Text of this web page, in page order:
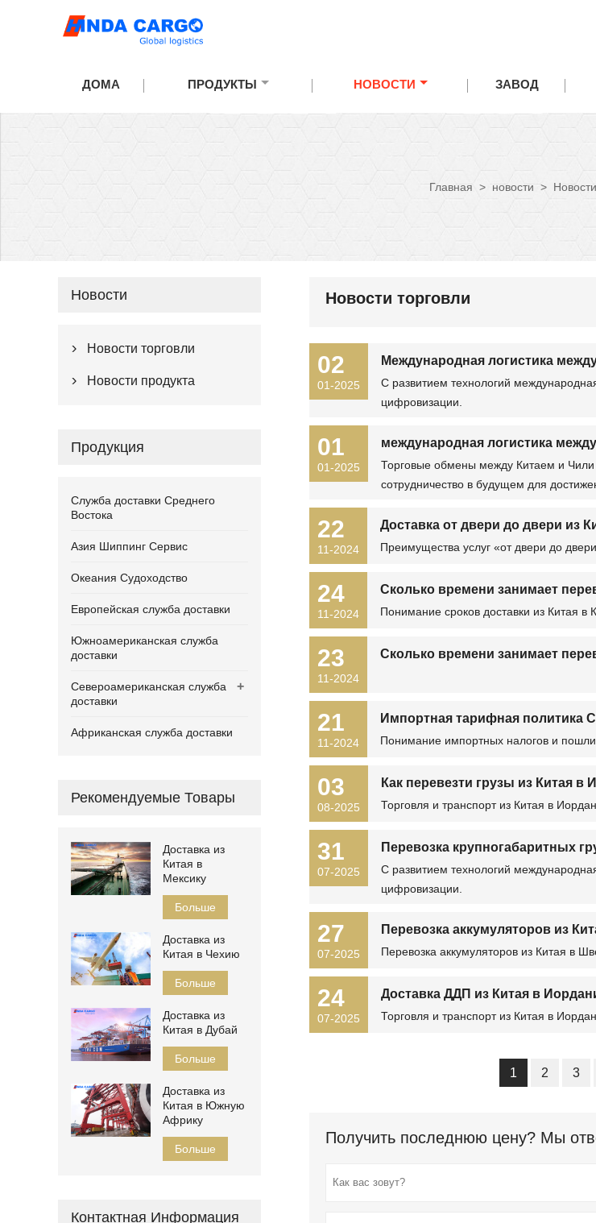
ДОМА ПРОДУКТЫ НОВОСТИ ЗАВОД
Главная > новости >
Новости торговли
02
01-2025
Международная логистика
С развитием технологий
цифровизации.
01
01-2025
международная логистика
Торговые обмены между Китаем и Чили
сотрудничество в будущем для
22
11-2024
Доставка от двери до двери из
Преимущества услуг «от двери до
24
11-2024
Сколько времени занимает
Понимание сроков доставки из Китая
23
11-2024
Сколько времени занимает
21
11-2024
Импортная тарифная политика
Понимание импортных налогов и
03
08-2025
Как перевезти грузы из Китая в
Торговля и транспорт из Китая в
31
07-2025
Перевозка крупногабаритных
С развитием технологий
цифровизации.
27
07-2025
Перевозка аккумуляторов из
Перевозка аккумуляторов из Китая в
24
07-2025
Доставка ДДП из Китая в
Торговля и транспорт из Китая в
1 2 3
Получить последнюю цену? Мы
Новости
 Новости торговли
 Новости продукта
Продукция
Служба доставки Среднего
Востока
Азия Шиппинг Сервис
Океания Судоходство
Европейская служба доставки
Южноамериканская служба
доставки
+
Североамериканская служба
доставки
Африканская служба доставки
Рекомендуемые Товары
Доставка из
Китая в
Мексику
Больше
Доставка из
Китая в Чехию
Больше
Доставка из
Китая в Дубай
Больше
Доставка из
Китая в Южную
Африку
Больше
Контактная Информация